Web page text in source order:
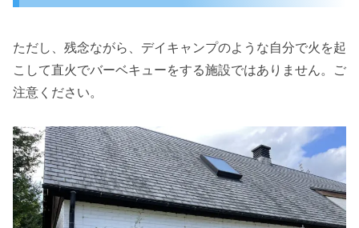
ただし、残念ながら、デイキャンプのような自分で火を起
こして直火でバーベキューをする施設ではありません。ご
注意ください。